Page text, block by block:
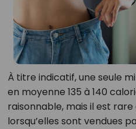
À titre indicatif, une seule
en moyenne 135 à 140
raisonnable, mais il est
lorsqu’elles sont vendues